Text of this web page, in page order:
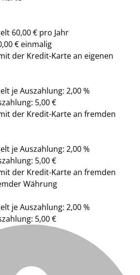
60,00 € pro Jahr
€ einmalig
der Kredit-Karte an eigenen
je Auszahlung: 2,00 %
5,00 €
der Kredit-Karte an fremden
je Auszahlung: 2,00 %
5,00 €
der Kredit-Karte an fremden
Währung
je Auszahlung: 2,00 %
5,00 €